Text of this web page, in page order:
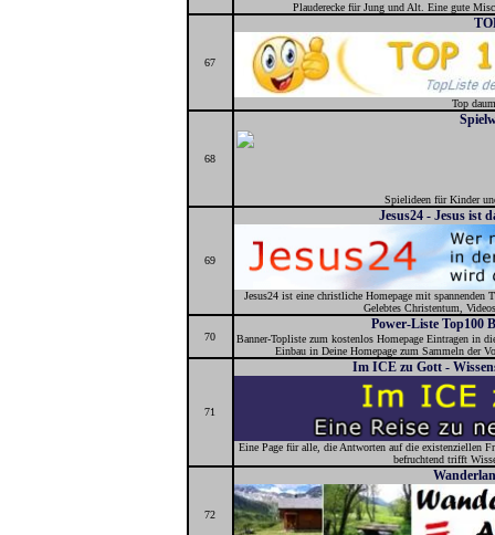
Plauderecke für Jung und Alt. Eine gute
67
Top
68
Spielideen für Kinder
69
Jesus24 - Jesus ist
Jesus24 ist eine christliche Homepage mit
Gelebtes Christentum,
70
Power-Liste Top100
Banner-Topliste zum kostenlos Homepage Eintragen in
Einbau in Deine Homepage zum Sammeln der
71
Im ICE zu Gott -
Eine Page für alle, die Antworten auf die existenziellen
befruchtend trifft
72